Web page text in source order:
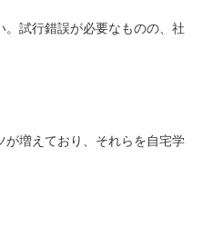
試行錯誤が必要なものの、社
が増えており、それらを自宅学